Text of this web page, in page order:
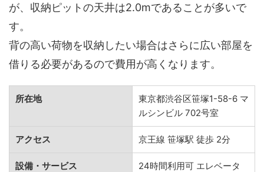
が、収納ピットの天井は2.0mであることが多いで
す。
背の高い荷物を収納したい場合はさらに広い部屋を
借りる必要があるので費用が高くなります。
所在地
東京都渋谷区笹塚1-58-6 マ
ルシンビル 702号室
アクセス 京王線 笹塚駅 徒歩 2分
設備・サービス
24時間利用可 エレベータ